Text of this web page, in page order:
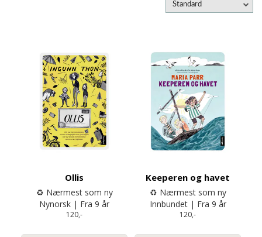
Standard
Ollis
♻️ Nærmest som ny
Nynorsk | Fra 9 år
120,-
Keeperen og havet
♻️ Nærmest som ny
Innbundet | Fra 9 år
120,-